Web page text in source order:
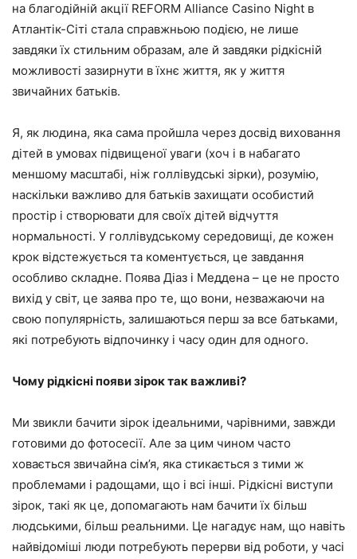
на благодійній акції REFORM Alliance Casino Night в
Атлантік-Сіті стала справжньою подією, не лише
завдяки їх стильним образам, але й завдяки рідкісній
можливості зазирнути в їхнє життя, як у життя
звичайних батьків.
Я, як людина, яка сама пройшла через досвід виховання
дітей в умовах підвищеної уваги (хоч і в набагато
меншому масштабі, ніж голлівудські зірки), розумію,
наскільки важливо для батьків захищати особистий
простір і створювати для своїх дітей відчуття
нормальності. У голлівудському середовищі, де кожен
крок відстежується та коментується, це завдання
особливо складне. Поява Діаз і Меддена – це не просто
вихід у світ, це заява про те, що вони, незважаючи на
свою популярність, залишаються перш за все батьками,
які потребують відпочинку і часу один для одного.
Чому рідкісні появи зірок так важливі?
Ми звикли бачити зірок ідеальними, чарівними, завжди
готовими до фотосесії. Але за цим чином часто
ховається звичайна сім’я, яка стикається з тими ж
проблемами і радощами, що і всі інші. Рідкісні виступи
зірок, такі як це, допомагають нам бачити їх більш
людськими, більш реальними. Це нагадує нам, що навіть
найвідоміші люди потребують перерви від роботи, у часі